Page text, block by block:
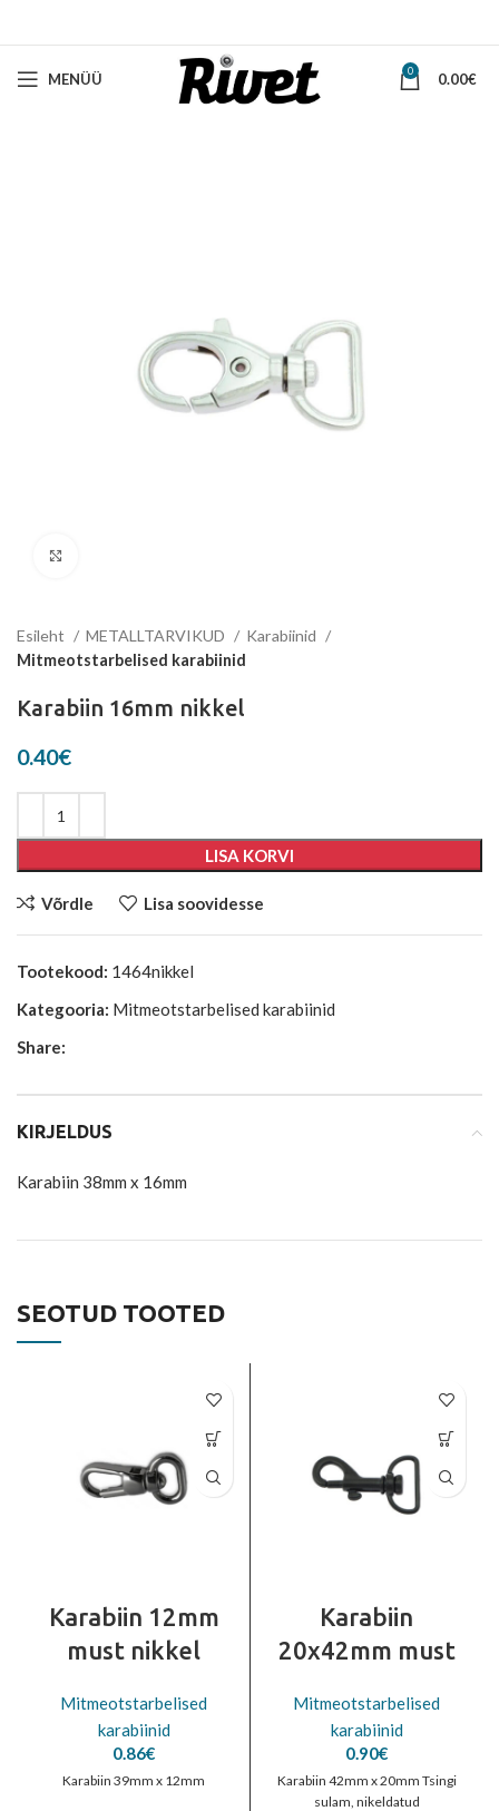
MENÜÜ 0 0.00€
Esileht METALLTARVIKUD
Karabiinid
Mitmeotstarbelised karabiinid
Karabiin 16mm nikkel
0.40€
LISA KORVI
Võrdle Lisa soovidesse
Tootekood: 1464nikkel
Kategooria: Mitmeotstarbelised karabiinid
Share:
KIRJELDUS
Karabiin 38mm x 16mm
SEOTUD TOOTED
Karabiin 12mm
must nikkel
Mitmeotstarbelised
karabiinid
0.86€
Karabiin 39mm x 12mm
Karabiin
20x42mm must
Mitmeotstarbelised
karabiinid
0.90€
Karabiin 42mm x 20mm Tsingi
sulam, nikeldatud